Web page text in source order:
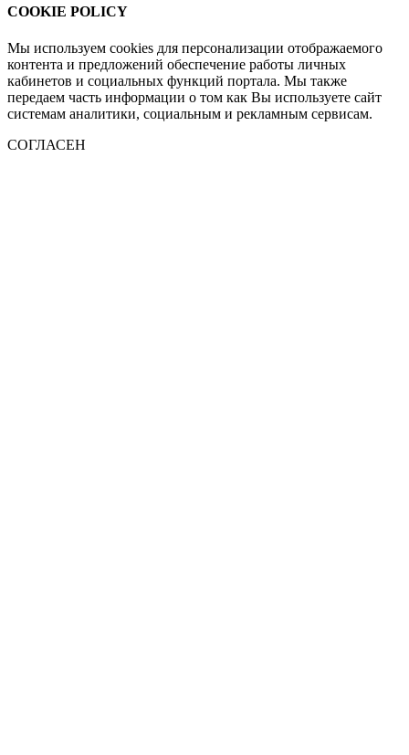
COOKIE POLICY
Мы используем cookies для персонализации отображаемого
контента и предложений обеспечение работы личных
кабинетов и социальных функций портала. Мы также
передаем часть информации о том как Вы используете сайт
системам аналитики, социальным и рекламным сервисам.
СОГЛАСЕН